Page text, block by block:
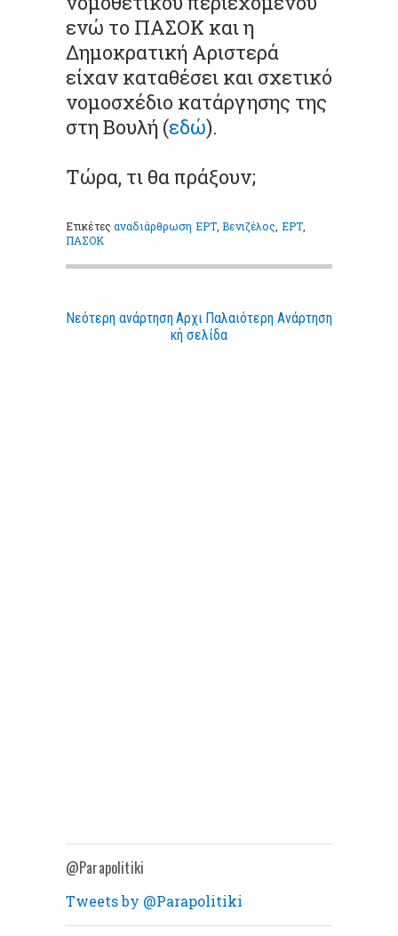
ενώ το ΠΑΣΟΚ και η
Δημοκρατική Αριστερά
είχαν καταθέσει και σχετικό
νομοσχέδιο κατάργησης της
στη Βουλή (εδώ).
Τώρα, τι θα πράξουν;
Ετικέτεςαναδιάρθρωση ΕΡΤ ,Βενιζέλος ΕΡΤ,
ΠΑΣΟΚ
Νεότερη ανάρτηση Παλαιότερη Ανάρτηση
Αρχι
κή σελίδα
@Parapolitiki
Tweets by @Parapolitiki